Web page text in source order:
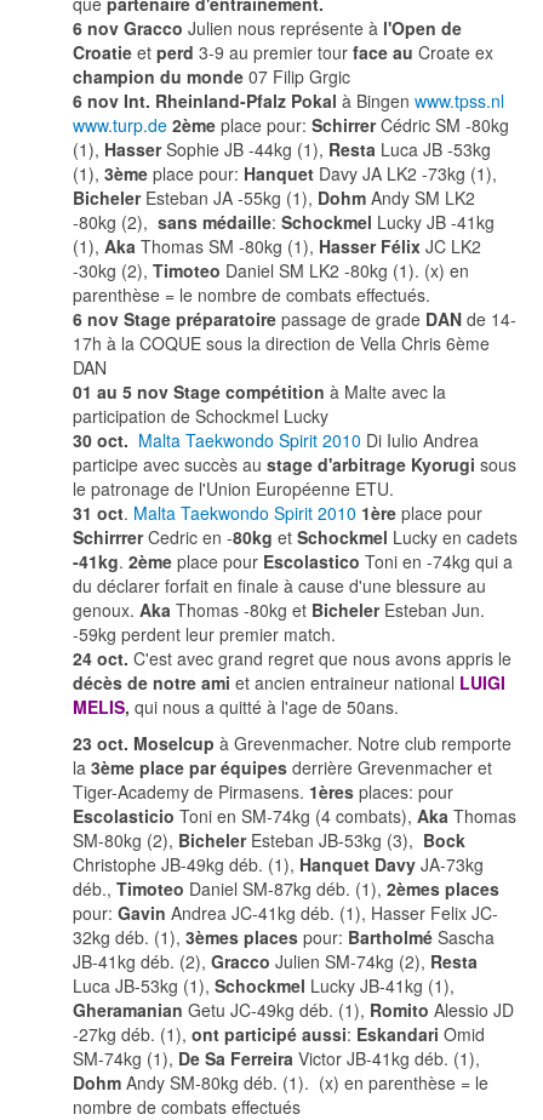
6 nov Gracco Julien nous représente à l'Open de
Croatie et perd 3-9 au premier tour face au Croate ex
champion du monde 07 Filip Grgic
6 nov Int. Rheinland-Pfalz Pokal à Bingen www.tpss.nl
www.turp.de 2ème place pour: SchirrerCédric SM -80kg
(1), HasserSophie JB -44kg (1), Resta Luca JB -53kg
(1), 3ème place pour: Hanquet Davy JA LK2 -73kg (1),
BichelerEsteban JA -55kg (1), Dohm Andy SM LK2
-80kg (2), sans médaille: Schockmel Lucky JB -41kg
(1), Aka Thomas SM -80kg (1), Hasser Félix JC LK2
-30kg (2), Timoteo Daniel SM LK2 -80kg (1). (x) en
parenthèse = le nombre de combats effectués.
6 nov Stage préparatoire passage de grade DAN de 14-
17h à la COQUE sous la direction de Vella Chris 6ème
DAN
01 au 5 nov Stage compétition à Malte avec la
participation de Schockmel Lucky
30 oct. Malta Taekwondo Spirit 2010 Di Iulio Andrea
participe avec succès au stage d'arbitrage Kyorugi sous
le patronage de l'Union Européenne ETU.
31 oct. Malta Taekwondo Spirit 2010 1ère place pour
SchirrrerCedric en -80kg et Schockmel Lucky en cadets
-41kg. 2ème place pour Escolastico Toni en -74kg qui a
du déclarer forfait en finale à cause d'une blessure au
genoux. Aka Thomas -80kg et Bicheler Esteban Jun.
-59kg perdent leur premier match.
24 oct. C'est avec grand regret que nous avons appris le
décès de notre ami et ancien entraineur national LUIGI
MELIS, qui nous a quitté à l'age de 50ans.
23 oct. Moselcup à Grevenmacher. Notre club remporte
la 3ème place par équipes derrière Grevenmacher et
Tiger-Academy de Pirmasens. 1ères places: pour
Escolasticio Toni en SM-74kg (4 combats), Aka Thomas
SM-80kg (2), BichelerEsteban JB-53kg (3), Bock
Christophe JB-49kg déb. (1), Hanquet Davy JA-73kg
déb., Timoteo Daniel SM-87kg déb. (1), 2èmes places
pour: Gavin Andrea JC-41kg déb. (1), Hasser Felix JC-
32kg déb. (1), 3èmes places pour: Bartholmé Sascha
JB-41kg déb. (2), Gracco Julien SM-74kg (2), Resta
Luca JB-53kg (1), Schockmel Lucky JB-41kg (1),
Gheramanian Getu JC-49kg déb. (1), Romito Alessio JD
-27kg déb. (1), ont participé aussi: Eskandari Omid
SM-74kg (1), De Sa Ferreira Victor JB-41kg déb. (1),
Dohm Andy SM-80kg déb. (1). (x) en parenthèse = le
nombre de combats effectués